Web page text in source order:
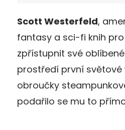
Scott Westerfeld,
fantasy a sci-fi knih
zpřístupnit své
prostředí první světové
obroučky
podařilo se mu to